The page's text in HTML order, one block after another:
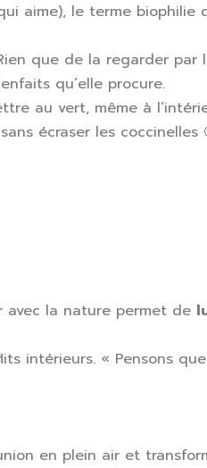
aime), le terme biophilie
que de la regarder
qu’elle procure.
au vert, même à
écraser les coccinelles
avec la nature permet de
intérieurs. « Pensons
en plein air et